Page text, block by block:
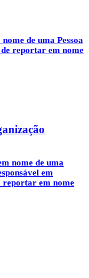
nome de uma Pessoa
reportar em nome
nome de uma
em
em nome